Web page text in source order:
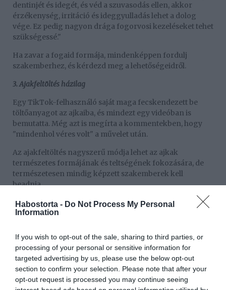
Habostorta - Do Not Process My Personal
Information
If you wish to opt-out of the sale, sharing to third parties, or
processing of your personal or sensitive information for
targeted advertising by us, please use the below opt-out
section to confirm your selection. Please note that after your
opt-out request is processed you may continue seeing
dentinjét és idegét, és véd a szuvasodás ellen, akkor
érzékenység, irritáció és ideggyulladás lehet a dolog
vége. Ez pedig nagyon drága fogorvosi kezeléseket tehet
szükségessé."
Ha zavar a fogaid formája, mindenképpen fordulj
szakemberhez, és kérdezd meg a lehetőségeidről.
3. Ajakfeltöltés házilag
Egy TikTok-felhasználó saját maga fecskendezett be
töltőanyagot az ajkaiba, és mindezt egy videóban is
bemutatta. Még azt is megírta a kommentekben, hogy
"mindenhol véres volt" a művelet után.
Az ajakfeltöltés nagyszerű módja lehet az ajkak
természetes formájának és teltségének fokozására, de
természetesen mindig képzett szakemberek kell
beadnia.
Dr. Ross kiemeli: "Soha senki ne próbáljon meg saját
magának töltőanyagot beadni az ajkába. Ez rendkívül
erek anatómiáját. Akár arcbénulás vagy vakság is
bekövetkezhet, ha rossz helyre juttatod be az anyagot!"
4. Kávézaccos arcradír
Az otthon elkészített kávés bőrradír lehet, hogy